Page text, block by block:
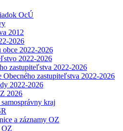
OcÚ
2012
2026
obce 2022-2026
2022-2026
zastupiteľstva 2022-2026
Obecného zastupiteľstva 2022-2026
2022-2026
2026
kraj
a záznamy OZ
OZ